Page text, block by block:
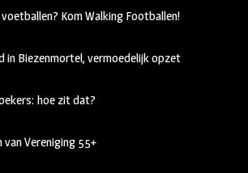
Kom Walking Footballen!
in Biezenmortel, vermoedelijk opzet
hoe zit dat?
Vereniging 55+